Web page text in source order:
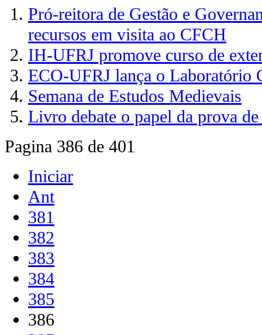
Pró-reitora de Gestão e
recursos em visita ao CFCH
IH-UFRJ promove curso de
ECO-UFRJ lança o Laboratório
Semana de Estudos Medievais
Livro debate o papel da prova
Pagina 386 de 401
Iniciar
Ant
381
382
383
384
385
386